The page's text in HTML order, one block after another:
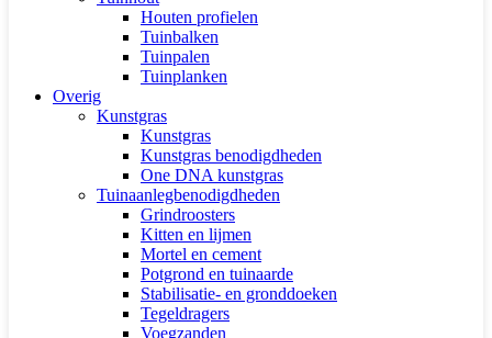
Houten profielen
Tuinbalken
Tuinpalen
Tuinplanken
Overig
Kunstgras
Kunstgras
Kunstgras benodigdheden
One DNA kunstgras
Tuinaanlegbenodigdheden
Grindroosters
Kitten en lijmen
Mortel en cement
Potgrond en tuinaarde
Stabilisatie- en gronddoeken
Tegeldragers
Voegzanden